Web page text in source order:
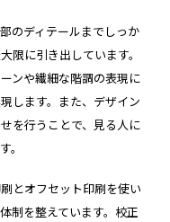
のディテールまでしっか
限に引き出しています。
ンや繊細な階調の表現に
します。また、デザイン
を行うことで、見る人に
。
とオフセット印刷を使い
制を整えています。校正